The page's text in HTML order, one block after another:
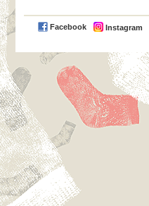
Facebook Instagram